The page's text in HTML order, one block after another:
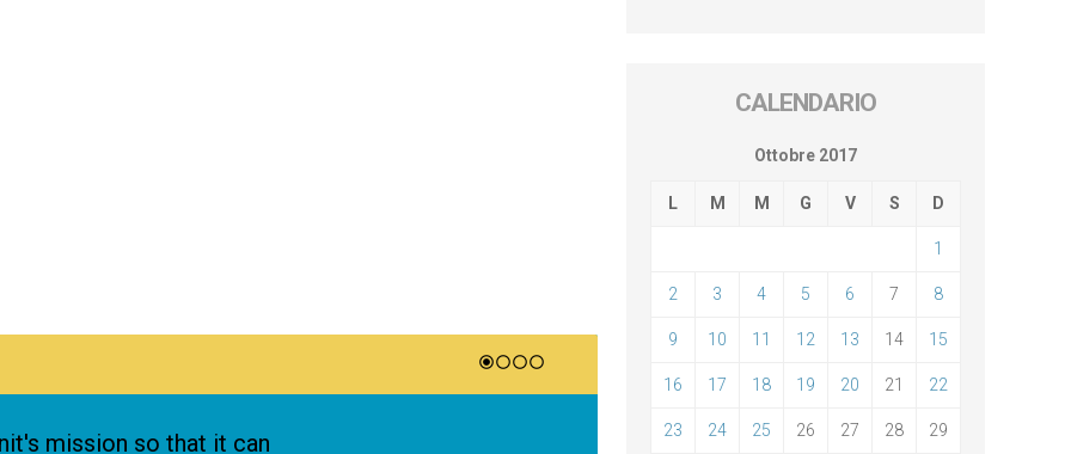
CALENDARIO
Ottobre 2017
L M M G V S D
1
2 3 4 5 6 7 8
9 10 11 12 13 14 15
16 17 18 19 20 21 22
23 24 25 26 27 28 29